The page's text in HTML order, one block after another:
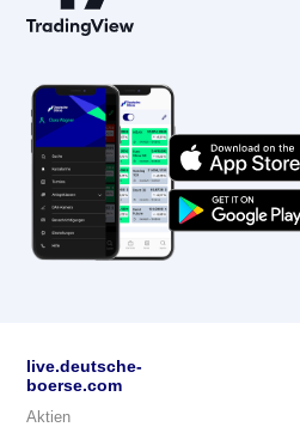
live.deutsche-
boerse.com
Aktien